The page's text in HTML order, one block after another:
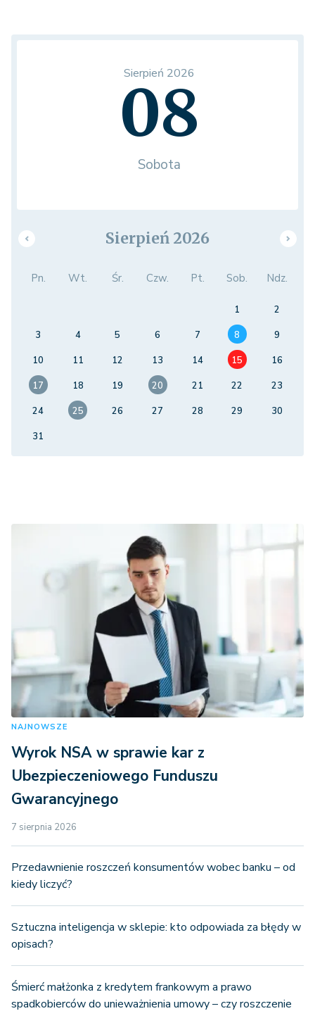
Sierpień 2026
08
Sobota
Sierpień 2026
Pn. Wt. Śr. Czw. Pt. Sob. Ndz.
1
2
3
4 5 6 7 8
9
10
11 12 13 14 15
16
17
18 19 20 21 22
23
24
25 26 27 28 29
30
31
NAJNOWSZE
Wyrok NSA w sprawie kar z
Ubezpieczeniowego Funduszu
Gwarancyjnego
7 sierpnia 2026
Przedawnienie roszczeń konsumentów wobec banku – od
kiedy liczyć?
Sztuczna inteligencja w sklepie: kto odpowiada za błędy w
opisach?
Śmierć małżonka z kredytem frankowym a prawo
spadkobierców do unieważnienia umowy – czy roszczenie